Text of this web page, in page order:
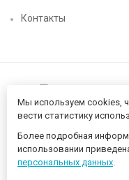
Контакты
Нижегородский
2026
Мы используем cookies,
вести статистику
Более подробная
использовании
персональных данных.